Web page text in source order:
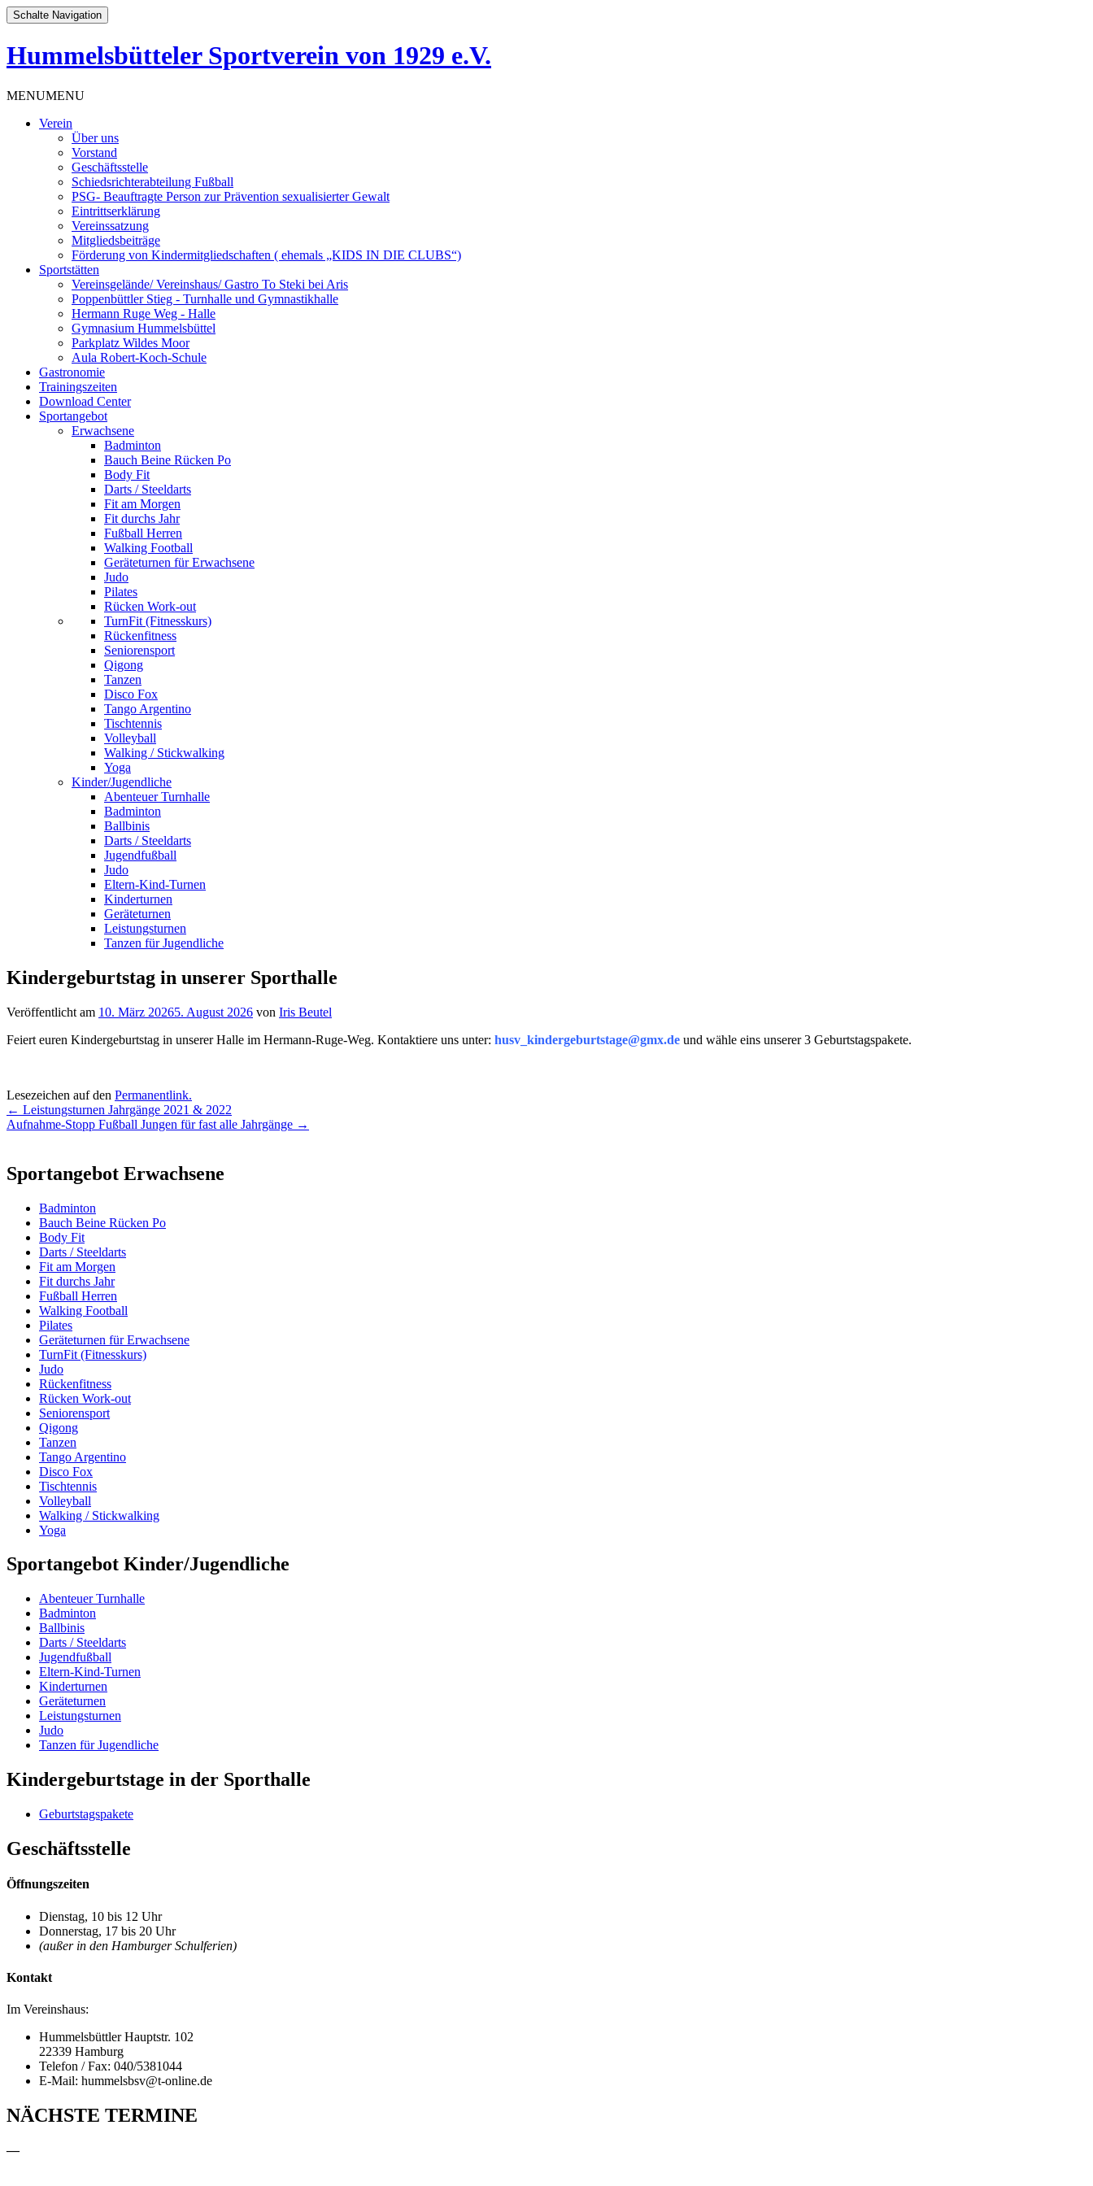
Schalte Navigation
Hummelsbütteler Sportverein von 1929 e.V.
Zum
springen
MENUMENU
Verein
Über uns
Vorstand
Geschäftsstelle
Schiedsrichterabteilung Fußball
PSG- Beauftragte Person zur Prävention sexualisierter Gewalt
Eintrittserklärung
Vereinssatzung
Mitgliedsbeiträge
Förderung von Kindermitgliedschaften ( ehemals „KIDS IN DIE CLUBS“)
Sportstätten
Vereinsgelände/ Vereinshaus/ Gastro To Steki bei Aris
Poppenbüttler Stieg - Turnhalle und Gymnastikhalle
Hermann Ruge Weg - Halle
Gymnasium Hummelsbüttel
Parkplatz Wildes Moor
Aula Robert-Koch-Schule
Gastronomie
Trainingszeiten
Download Center
Sportangebot
Erwachsene
Badminton
Bauch Beine Rücken Po
Body Fit
Darts / Steeldarts
Fit am Morgen
Fit durchs Jahr
Fußball Herren
Walking Football
Geräteturnen für Erwachsene
Judo
Pilates
Rücken Work-out
TurnFit (Fitnesskurs)
Rückenfitness
Seniorensport
Qigong
Tanzen
Disco Fox
Tango Argentino
Tischtennis
Volleyball
Walking / Stickwalking
Yoga
Kinder/Jugendliche
Abenteuer Turnhalle
Badminton
Ballbinis
Darts / Steeldarts
Jugendfußball
Judo
Eltern-Kind-Turnen
Kinderturnen
Geräteturnen
Leistungsturnen
Tanzen für Jugendliche
Kindergeburtstag in unserer Sporthalle
Veröffentlicht am 10. März 20265. August 2026 von Iris Beutel
Feiert euren Kindergeburtstag in unserer Halle im Hermann-Ruge-Weg. Kontaktiere uns unter: husv_kindergeburtstage@gmx.de und wähle eins unserer 3 Geburtstagspakete.
Lesezeichen auf den Permanentlink.
Beitragsnavigation
← Leistungsturnen Jahrgänge 2021 & 2022
Aufnahme-Stopp Fußball Jungen für fast alle Jahrgänge →
Sportangebot Erwachsene
Badminton
Bauch Beine Rücken Po
Body Fit
Darts / Steeldarts
Fit am Morgen
Fit durchs Jahr
Fußball Herren
Walking Football
Pilates
Geräteturnen für Erwachsene
TurnFit (Fitnesskurs)
Judo
Rückenfitness
Rücken Work-out
Seniorensport
Qigong
Tanzen
Tango Argentino
Disco Fox
Tischtennis
Volleyball
Walking / Stickwalking
Yoga
Sportangebot Kinder/Jugendliche
Abenteuer Turnhalle
Badminton
Ballbinis
Darts / Steeldarts
Jugendfußball
Eltern-Kind-Turnen
Kinderturnen
Geräteturnen
Leistungsturnen
Judo
Tanzen für Jugendliche
Kindergeburtstage in der Sporthalle
Geburtstagspakete
Geschäftsstelle
Öffnungszeiten
Dienstag, 10 bis 12 Uhr
Donnerstag, 17 bis 20 Uhr
(außer in den Hamburger Schulferien)
Kontakt
Im Vereinshaus:
Hummelsbüttler Hauptstr. 102
22339 Hamburg
Telefon / Fax: 040/5381044
E-Mail: hummelsbsv@t-online.de
NÄCHSTE TERMINE
—